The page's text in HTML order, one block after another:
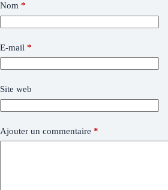
Nom *
E-mail *
Site web
Ajouter un commentaire *